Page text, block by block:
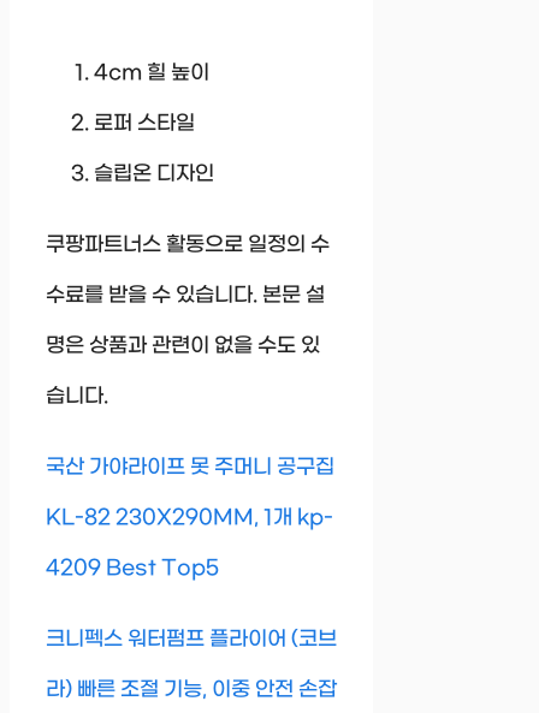
4cm 힐 높이
로퍼 스타일
슬립온 디자인
쿠팡파트너스 활동으로 일정의 수
수료를 받을 수 있습니다. 본문 설
명은 상품과 관련이 없을 수도 있
습니다.
국산 가야라이프 못 주머니 공구집
KL-82 230X290MM, 1개 kp-
4209 Best Top5
크니펙스 워터펌프 플라이어 (코브
라) 빠른 조절 기능, 이중 안전 손잡